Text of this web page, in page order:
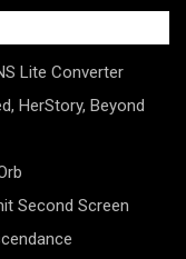
Lite Converter
HerStory, Beyond
Second Screen